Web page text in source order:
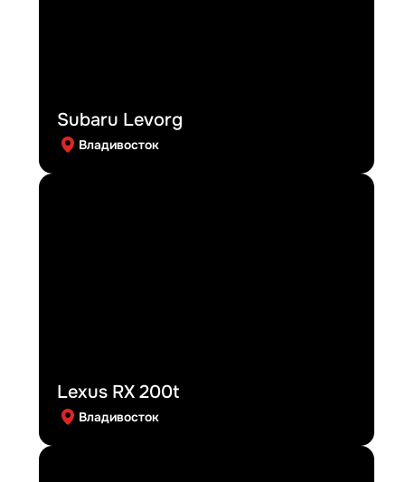
Subaru Levorg
Владивосток
Lexus RX 200t
Владивосток